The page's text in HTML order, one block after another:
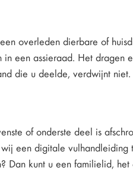
overleden dierbare of
een assieraad. Het dragen
die u deelde, verdwijnt
of onderste deel is
een digitale vulhandleiding
Dan kunt u een familielid,